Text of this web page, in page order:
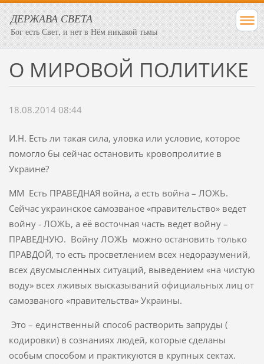
ДЕРЖАВА СВЕТА
Бог есть Свет, и нет в Нём никакой тьмы
О МИРОВОЙ ПОЛИТИКЕ
18.08.2014 08:44
И.Н. Есть ли такая сила, уловка или условие, которое
помогло бы сейчас остановить кровопролитие в
Украине?
ММ Есть ПРАВЕДНАЯ война, а есть война – ЛОЖЬ.
Сейчас украинское самозваное «правительство» ведет
войну - ЛОЖЬ, а её восточная часть ведет войну –
ПРАВЕДНУЮ. Войну ЛОЖЬ можно остановить только
ПРАВДОЙ, то есть просветлением всех недоразумений,
всех двусмысленных ситуаций, выведением «на чистую
воду» всех лживых высказываний официальных лиц от
самозваного «правительства» Украины.
Это – единственный способ растворить запруды (
кодировки) в сознаниях людей, которые сделаны
особым способом и практикуются в крупных сектах.